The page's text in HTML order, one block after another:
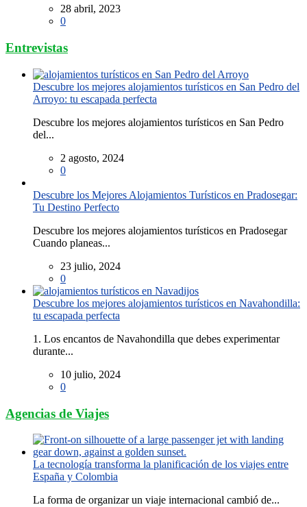
28 abril, 2023
0
Entrevistas
Descubre los mejores alojamientos turísticos en San Pedro del
Arroyo: tu escapada perfecta
Descubre los mejores alojamientos turísticos en San Pedro
del...
2 agosto, 2024
0
Descubre los Mejores Alojamientos Turísticos en Pradosegar:
Tu Destino Perfecto
Descubre los mejores alojamientos turísticos en Pradosegar
Cuando planeas...
23 julio, 2024
0
Descubre los mejores alojamientos turísticos en Navahondilla:
tu escapada perfecta
1. Los encantos de Navahondilla que debes experimentar
durante...
10 julio, 2024
0
Agencias de Viajes
La tecnología transforma la planificación de los viajes entre
España y Colombia
La forma de organizar un viaje internacional cambió de...